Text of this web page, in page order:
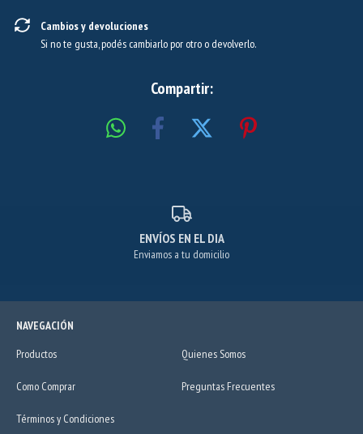
Cambios y devoluciones
Si no te gusta, podés cambiarlo por otro o devolverlo.
Compartir:
ENVÍOS EN EL DIA
Enviamos a tu domicilio
NAVEGACIÓN
Productos
Quienes Somos
Como Comprar Preguntas Frecuentes
Términos y Condiciones